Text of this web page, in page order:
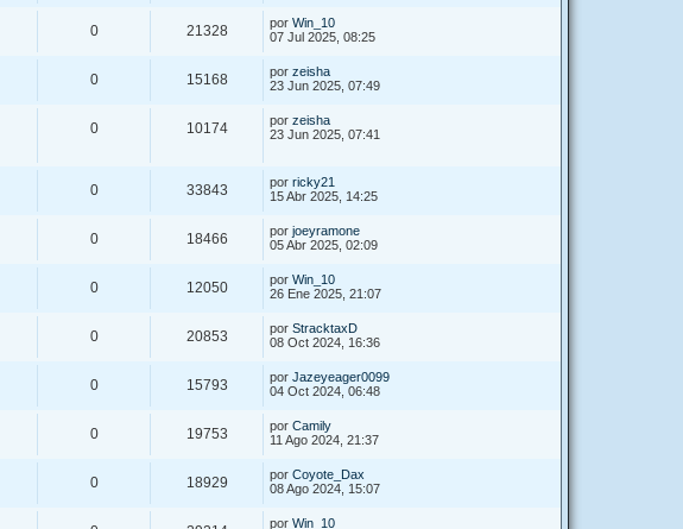
0 21328 por Win_10
07 Jul 2025, 08:25
0 15168 por zeisha
23 Jun 2025, 07:49
0 10174 por zeisha
23 Jun 2025, 07:41
0 33843 por ricky21
15 Abr 2025, 14:25
0 18466 por joeyramone
05 Abr 2025, 02:09
0 12050 por Win_10
26 Ene 2025, 21:07
0 20853 por StracktaxD
08 Oct 2024, 16:36
0 15793 por Jazeyeager0099
04 Oct 2024, 06:48
0 19753 por Camily
11 Ago 2024, 21:37
0 18929 por Coyote_Dax
08 Ago 2024, 15:07
por Win_10